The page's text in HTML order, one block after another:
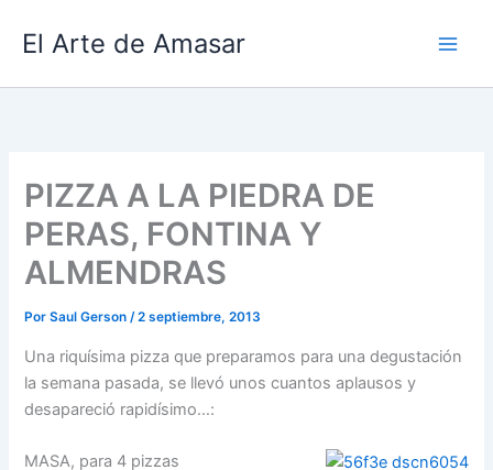
El Arte de Amasar
PIZZA A LA PIEDRA DE
PERAS, FONTINA Y
ALMENDRAS
PorSaul Gerson/2 septiembre, 2013
Una riquísima pizza que preparamos para una degustación
la semana pasada, se llevó unos cuantos aplausos y
desapareció rapidísimo…:
MASA, para 4 pizzas